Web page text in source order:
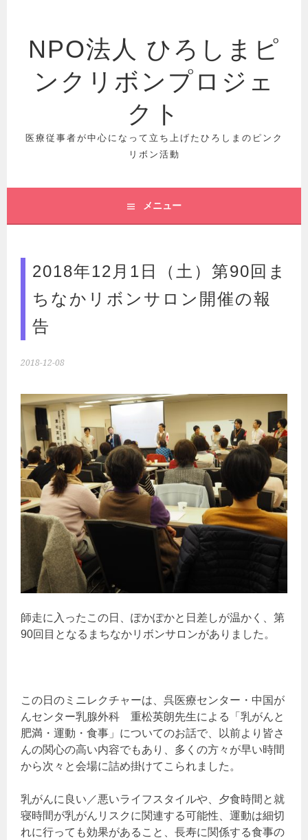
NPO法人 ひろしまピ
ンクリボンプロジェ
クト
医療従事者が中心になって立ち上げたひろしまのピンク
リボン活動
メニュー
2018年12月1日（土）第90回ま
ちなかリボンサロン開催の報
告
2018-12-08
師走に入ったこの日、ぽかぽかと日差しが温かく、第
90回目となるまちなかリボンサロンがありました。
この日のミニレクチャーは、呉医療センター・中国が
んセンター乳腺外科 重松英朗先生による「乳がんと
肥満・運動・食事」についてのお話で、以前より皆さ
んの関心の高い内容でもあり、多くの方々が早い時間
から次々と会場に詰め掛けてこられました。
乳がんに良い／悪いライフスタイルや、夕食時間と就
寝時間が乳がんリスクに関連する可能性、運動は細切
れに行っても効果があること、長寿に関係する食事の